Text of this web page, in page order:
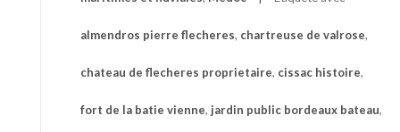
almendros pierre flecheres, chartreuse de valrose,
chateau de flecheres proprietaire, cissac histoire,
fort de la batie vienne, jardin public bordeaux bateau,